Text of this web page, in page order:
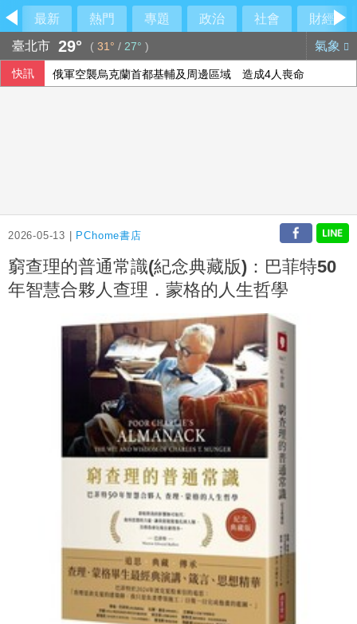
最新 熱門 專題 政治 社會
財經
臺北市 29° ( 31° / 27° ) 氣象
快訊 俄軍空襲烏克蘭首都基輔及周邊區域 造成4人喪命
2026-05-13 | PChome書店
窮查理的普通常識(紀念典藏版)：巴菲特50
年智慧合夥人查理．蒙格的人生哲學